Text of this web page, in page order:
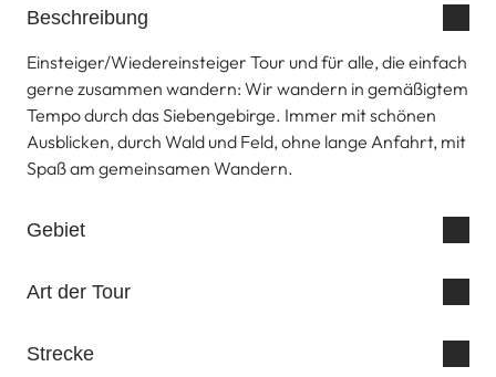
Beschreibung
Einsteiger/Wiedereinsteiger Tour und für alle, die einfach
gerne zusammen wandern: Wir wandern in gemäßigtem
Tempo durch das Siebengebirge. Immer mit schönen
Ausblicken, durch Wald und Feld, ohne lange Anfahrt, mit
Spaß am gemeinsamen Wandern.
Gebiet
Art der Tour
Strecke